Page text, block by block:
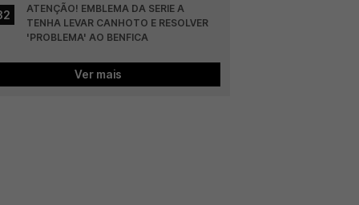
ATENÇÃO! EMBLEMA DA SERIE A
TENHA LEVAR CANHOTO E RESOLVER
'PROBLEMA' AO BENFICA
Ver mais